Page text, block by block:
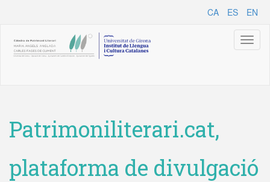
CA ES EN
Patrimoniliterari.cat,
plataforma de divulgació